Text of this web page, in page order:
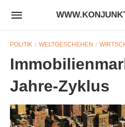
POLITIK WELTGESCHEHEN
Jahre-Zyklus